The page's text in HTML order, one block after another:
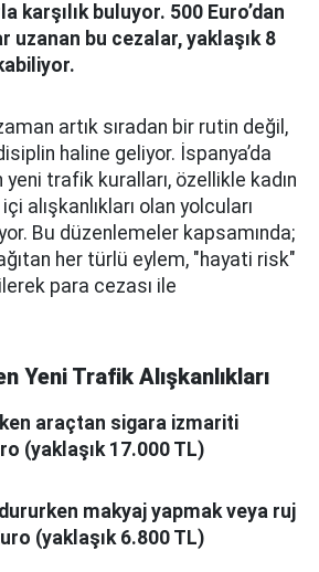
karşılık buluyor. 500 Euro’dan
uzanan bu cezalar, yaklaşık 8
artık sıradan bir rutin değil,
haline geliyor. İspanya’da
trafik kuralları, özellikle kadın
alışkanlıkları olan yolcuları
Bu düzenlemeler kapsamında;
her türlü eylem, "hayati risk"
para cezası ile
Yeni Trafik Alışkanlıkları
araçtan sigara izmariti
(yaklaşık 17.000 TL)
dururken makyaj yapmak veya ruj
(yaklaşık 6.800 TL)